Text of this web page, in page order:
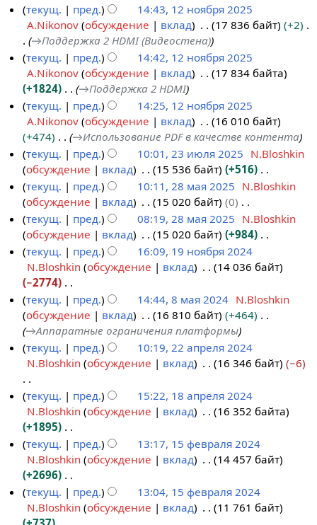
текущ.
пред.
14:43, 12 ноября 2025
A.Nikonov обсуждение вклад 17 836 байт
+2
→Поддержка 2 HDMI (Видеостена)
текущ.
пред.
14:42, 12 ноября 2025
A.Nikonov обсуждение вклад
17 834 байта
+1824
→Поддержка 2 HDMI
текущ.
пред.
14:25, 12 ноября 2025
A.Nikonov обсуждение вклад
16 010 байт
+474
→Использование PDF в качестве контента
3
ю
я
2
текущ. пред. 10:01, 23 июля 2025 N.Bloshkin
обсуждение
вклад 15 536 байт
+516
Н
е
т
о
п
и
с
а
н
и
я
п
р
а
в
и
8
а
0
текущ. пред. 10:11, 28 мая 2025 N.Bloshkin
обсуждение
вклад 15 020 байт
0
Н
е
т
о
п
и
с
а
н
и
я
п
р
а
в
к
и
текущ. пред. 08:19, 28 мая 2025 N.Bloshkin
обсуждение
вклад 15 020 байт
+984
Н
е
т
о
п
и
с
а
я
п
р
а
в
к
и
н
б
2
4
текущ. пред.
16:09, 19 ноября 2024
N.Bloshkin обсуждение вклад
14 036 байт
−2774
Н
е
т
о
п
с
а
н
и
я
п
р
а
в
а
0
текущ. пред. 14:44, 8 мая 2024 N.Bloshkin
обсуждение
вклад 16 810 байт
+464
→Аппаратные ограничения платформы
а
е
2
текущ. пред.
10:19, 22 апреля 2024
N.Bloshkin обсуждение вклад 16 346 байт −6
Н
е
т
о
п
и
с
а
н
а
е
текущ. пред.
15:22, 18 апреля 2024
N.Bloshkin обсуждение вклад
16 352 байта
+1895
Н
е
т
о
п
и
ф
текущ. пред.
13:17, 15 февраля 2024
N.Bloshkin обсуждение вклад
14 457 байт
+2696
Н
е
т
текущ. пред.
13:04, 15 февраля 2024
N.Bloshkin обсуждение вклад
11 761 байт